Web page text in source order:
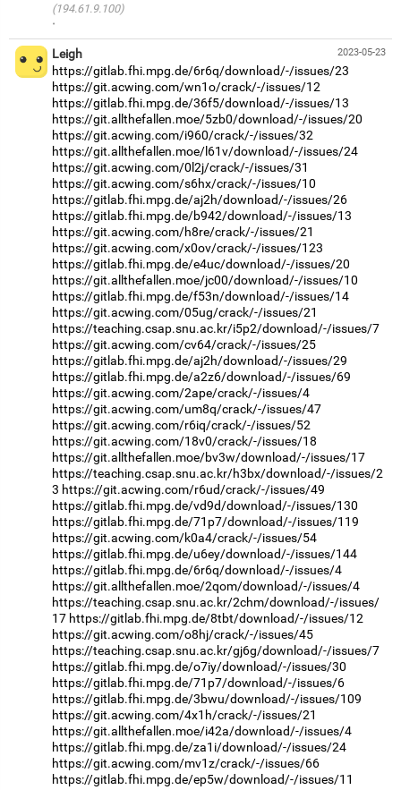
(194.61.9.100)
·
2023-05-23
Leigh
https://gitlab.fhi.mpg.de/6r6q/download/-/issues/23
https://git.acwing.com/wn1o/crack/-/issues/12
https://gitlab.fhi.mpg.de/36f5/download/-/issues/13
https://git.allthefallen.moe/5zb0/download/-/issues/20
https://git.acwing.com/i960/crack/-/issues/32
https://git.allthefallen.moe/l61v/download/-/issues/24
https://git.acwing.com/0l2j/crack/-/issues/31
https://git.acwing.com/s6hx/crack/-/issues/10
https://gitlab.fhi.mpg.de/aj2h/download/-/issues/26
https://gitlab.fhi.mpg.de/b942/download/-/issues/13
https://git.acwing.com/h8re/crack/-/issues/21
https://git.acwing.com/x0ov/crack/-/issues/123
https://gitlab.fhi.mpg.de/e4uc/download/-/issues/20
https://git.allthefallen.moe/jc00/download/-/issues/10
https://gitlab.fhi.mpg.de/f53n/download/-/issues/14
https://git.acwing.com/05ug/crack/-/issues/21
https://teaching.csap.snu.ac.kr/i5p2/download/-/issues/7
https://git.acwing.com/cv64/crack/-/issues/25
https://gitlab.fhi.mpg.de/aj2h/download/-/issues/29
https://gitlab.fhi.mpg.de/a2z6/download/-/issues/69
https://git.acwing.com/2ape/crack/-/issues/4
https://git.acwing.com/um8q/crack/-/issues/47
https://git.acwing.com/r6iq/crack/-/issues/52
https://git.acwing.com/18v0/crack/-/issues/18
https://git.allthefallen.moe/bv3w/download/-/issues/17
https://teaching.csap.snu.ac.kr/h3bx/download/-/issues/2
3 https://git.acwing.com/r6ud/crack/-/issues/49
https://gitlab.fhi.mpg.de/vd9d/download/-/issues/130
https://gitlab.fhi.mpg.de/71p7/download/-/issues/119
https://git.acwing.com/k0a4/crack/-/issues/54
https://gitlab.fhi.mpg.de/u6ey/download/-/issues/144
https://gitlab.fhi.mpg.de/6r6q/download/-/issues/4
https://git.allthefallen.moe/2qom/download/-/issues/4
https://teaching.csap.snu.ac.kr/2chm/download/-/issues/
17 https://gitlab.fhi.mpg.de/8tbt/download/-/issues/12
https://git.acwing.com/o8hj/crack/-/issues/45
https://teaching.csap.snu.ac.kr/gj6g/download/-/issues/7
https://gitlab.fhi.mpg.de/o7iy/download/-/issues/30
https://gitlab.fhi.mpg.de/71p7/download/-/issues/6
https://gitlab.fhi.mpg.de/3bwu/download/-/issues/109
https://git.acwing.com/4x1h/crack/-/issues/21
https://git.allthefallen.moe/i42a/download/-/issues/4
https://gitlab.fhi.mpg.de/za1i/download/-/issues/24
https://git.acwing.com/mv1z/crack/-/issues/66
https://gitlab.fhi.mpg.de/ep5w/download/-/issues/11